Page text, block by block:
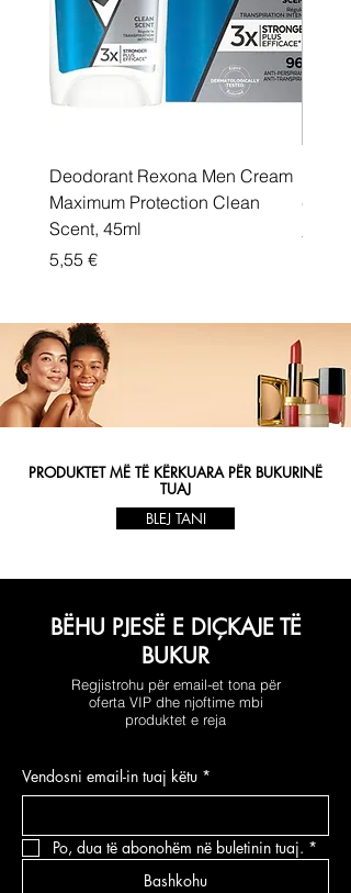
Deodorant Rexona Men Cream
Maximum Protection Clean
Scent, 45ml
Price
5,55 €
Price
5,55 €
PRODUKTET MË TË KËRKUARA PËR BUKURINË
TUAJ
BLEJ TANI
BËHU PJESË E DIÇKAJE TË
BUKUR
Regjistrohu për email-et tona për
oferta VIP dhe njoftime mbi
produktet e reja
Vendosni email-in tuaj këtu *
Po, dua të abonohëm në buletinin tuaj. *
Bashkohu